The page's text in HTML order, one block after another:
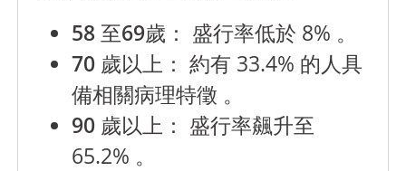
58 至69歲： 盛行率低於 8% 。
70 歲以上： 約有 33.4% 的人具
備相關病理特徵 。
90 歲以上： 盛行率飆升至
65.2% 。